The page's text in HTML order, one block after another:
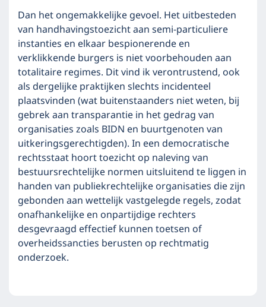
Dan het ongemakkelijke gevoel. Het uitbesteden
van handhavingstoezicht aan semi-particuliere
instanties en elkaar bespionerende en
verklikkende burgers is niet voorbehouden aan
totalitaire regimes. Dit vind ik verontrustend, ook
als dergelijke praktijken slechts incidenteel
plaatsvinden (wat buitenstaanders niet weten, bij
gebrek aan transparantie in het gedrag van
organisaties zoals BIDN en buurtgenoten van
uitkeringsgerechtigden). In een democratische
rechtsstaat hoort toezicht op naleving van
bestuursrechtelijke normen uitsluitend te liggen in
handen van publiekrechtelijke organisaties die zijn
gebonden aan wettelijk vastgelegde regels, zodat
onafhankelijke en onpartijdige rechters
desgevraagd effectief kunnen toetsen of
overheidssancties berusten op rechtmatig
onderzoek.